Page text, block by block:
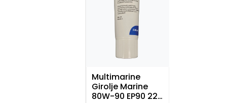
Multimarine
Girolje Marine
80W-90 EP90 220